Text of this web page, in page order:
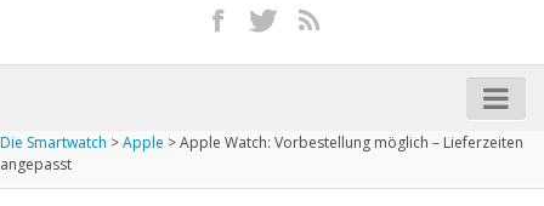
iPhone kaufen
Startseite
Die Smartwatch >Apple >Apple Watch: Vorbestellung möglich – Lieferzeiten
angepasst